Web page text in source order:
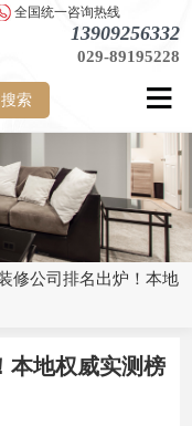
全国统一咨询热线
13909256332
029-89195228
搜索
修公司排名出炉！本地
本地权威实测榜